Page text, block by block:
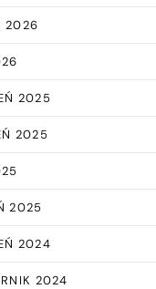
2026
2025
2025
2025
2024
2024